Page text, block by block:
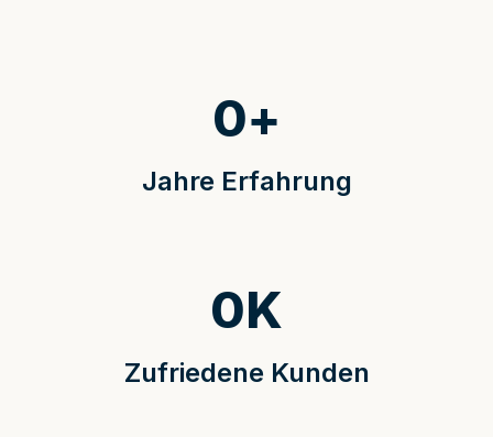
Jahre Erfahrung
0+
Zufriedene Kunden
0K